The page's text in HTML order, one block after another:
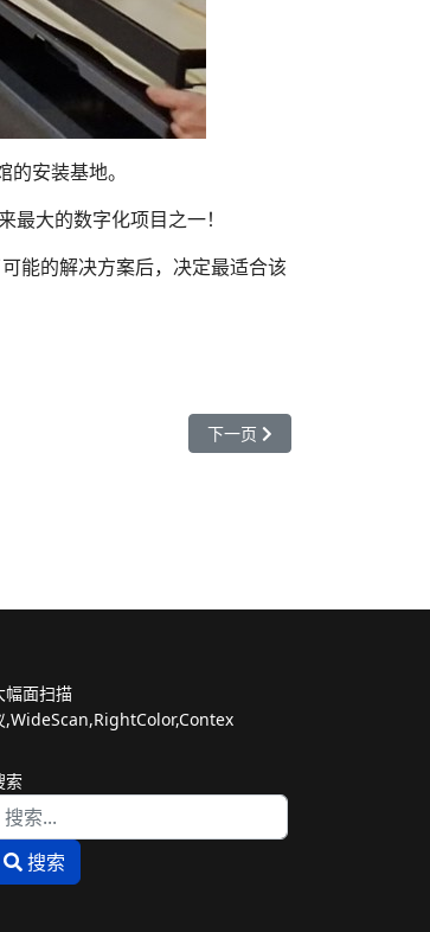
安装基地。
大的数字化项目之一！
能的解决方案后，决定最适合该
下一篇文章: 印度使用两辆载
下一页
幅面扫描
,WideScan,RightColor,Contex
索
Type 2 or more characters for results.
搜索